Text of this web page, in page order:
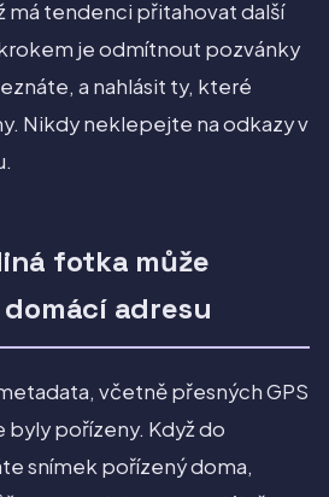
má tendenci přitahovat další
je odmítnout pozvánky
a nahlásit ty, které
Nikdy neklepejte na odkazy v
fotka může
adresu
včetně přesných GPS
byly pořízeny. Když do
snímek pořízený doma,